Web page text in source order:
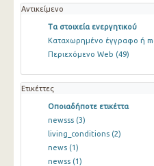
Αντικείμενο
Τα στοιχεία ενεργητικού
Καταχωρημένο έγγραφο ή
Περιεχόμενο Web (49)
Ετικέττες
Οποιαδήποτε ετικέττα
newsss (3)
living_conditions (2)
news (1)
newss (1)